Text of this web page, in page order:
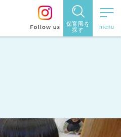
保育園を
探す
保育園を探す